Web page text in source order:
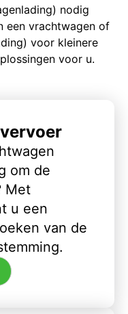
nodig
een vrachtwagen of
voor kleinere
voor u.
om de
Met
u een
van de